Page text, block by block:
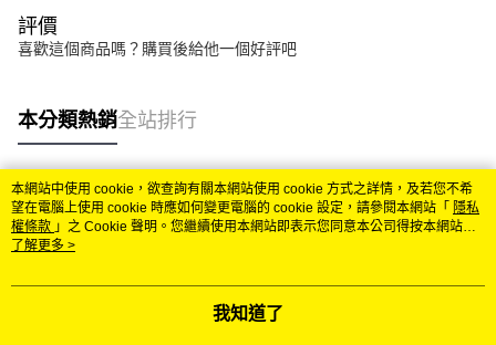
評價
喜歡這個商品嗎？購買後給他一個好評吧
本分類熱銷全站排行
熱門標籤
本網站中使用 cookie，欲查詢有關本網站使用 cookie 方式之詳情，及若您不希
望在電腦上使用 cookie 時應如何變更電腦的 cookie 設定，請參閱本網站「 隱私
權條款 」之 Cookie 聲明。您繼續使用本網站即表示您同意本公司得按本網站使
用條款之 Cookie 聲明使用 cookie。
了解更多 >
我知道了